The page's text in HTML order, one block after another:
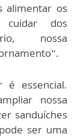
alimentar os
cuidar dos
nossa
é essencial.
nossa
sanduíches
ser uma